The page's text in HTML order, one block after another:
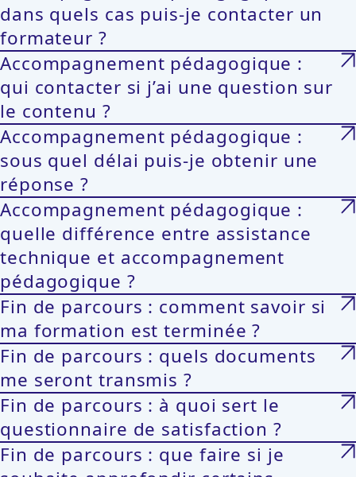
dans quels cas puis-je contacter un
formateur ?
Accompagnement pédagogique :
qui contacter si j’ai une question sur
le contenu ?
Accompagnement pédagogique :
sous quel délai puis-je obtenir une
réponse ?
Accompagnement pédagogique :
quelle différence entre assistance
technique et accompagnement
pédagogique ?
Fin de parcours : comment savoir si
ma formation est terminée ?
Fin de parcours : quels documents
me seront transmis ?
Fin de parcours : à quoi sert le
questionnaire de satisfaction ?
Fin de parcours : que faire si je